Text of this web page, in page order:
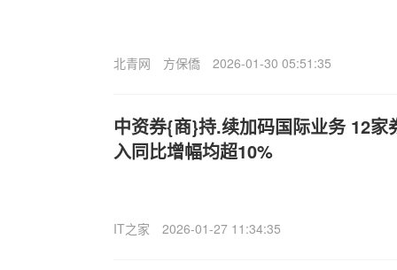
北青网 方保僑 2026-01-30 05:51:35
中资券{商}持.续加码国际业务 12家
入同比增幅均超10%
IT之家 2026-01-27 11:34:35